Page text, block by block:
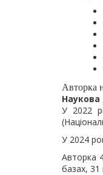
Авторка
Наукова
У 2022
У 2024
Авторка
базах, 31